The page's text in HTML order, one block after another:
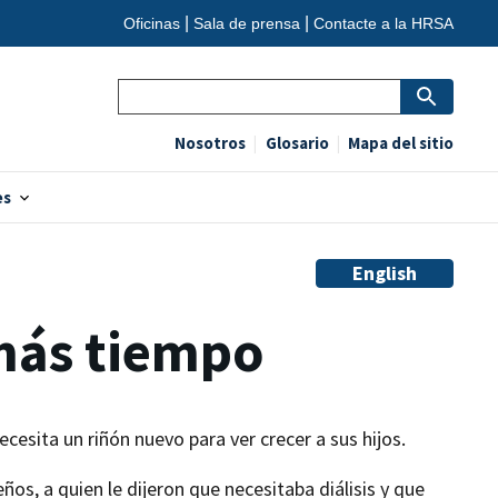
Oficinas Sala de prensa Contacte a la HRSA
Nosotros Glosario Mapa del sitio
English
tiempo
un riñón nuevo para ver crecer a sus hijos.
a quien le dijeron que necesitaba diálisis y que